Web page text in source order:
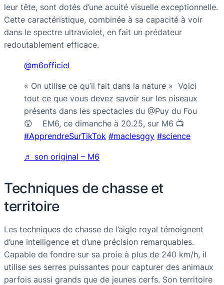
leur tête, sont dotés d’une acuité visuelle exceptionnelle.
Cette caractéristique, combinée à sa capacité à voir
dans le spectre ultraviolet, en fait un prédateur
redoutablement efficace.
@m6officiel
« On utilise ce qu’il fait dans la nature » Voici
tout ce que vous devez savoir sur les oiseaux
présents dans les spectacles du @Puy du Fou
😲 EM6, ce dimanche à 20.25, sur M6 📺
#ApprendreSurTikTok #maclesggy #science
♬ son original – M6
Techniques de chasse et
territoire
Les techniques de chasse de l’aigle royal témoignent
d’une intelligence et d’une précision remarquables.
Capable de fondre sur sa proie à plus de 240 km/h, il
utilise ses serres puissantes pour capturer des animaux
parfois aussi grands que de jeunes cerfs. Son territoire